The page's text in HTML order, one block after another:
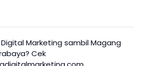
Marketing sambil Magang
Cek